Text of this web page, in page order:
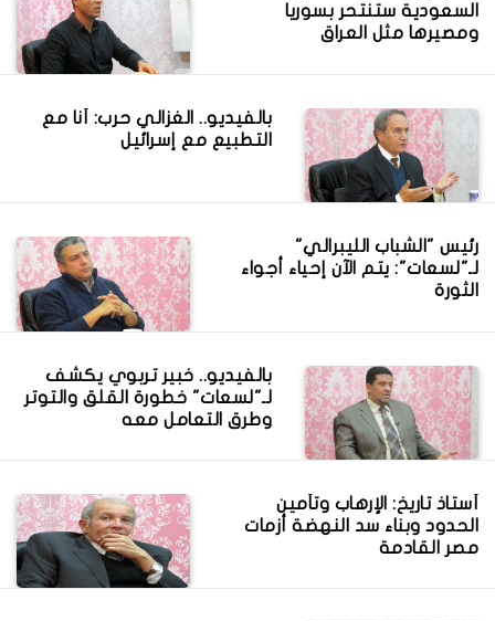
السعودية ستنتحر بسوريا
ومصيرها مثل العراق
بالفيديو.. الغزالي حرب: أنا مع
التطبيع مع إسرائيل
رئيس "الشباب الليبرالي"
لـ"لسعات": يتم الآن إحياء أجواء
الثورة
بالفيديو.. خبير تربوي يكشف
لـ"لسعات" خطورة القلق والتوتر
وطرق التعامل معه
أستاذ تاريخ: الإرهاب وتأمين
الحدود وبناء سد النهضة أزمات
مصر القادمة